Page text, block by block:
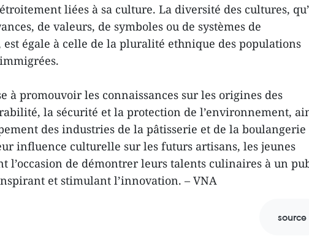
liées à sa culture. La diversité des cultures,
de valeurs, de symboles ou de systèmes de
égale à celle de la pluralité ethnique des populations
à promouvoir les connaissances sur les origines des
la sécurité et la protection de l’environnement,
des industries de la pâtisserie et de la boulangerie
influence culturelle sur les futurs artisans, les jeunes
l’occasion de démontrer leurs talents culinaires à un
et stimulant l’innovation. – VNA
source